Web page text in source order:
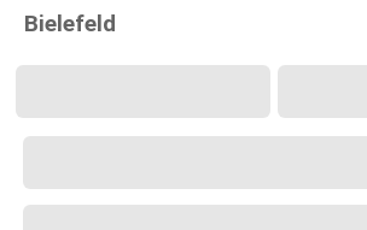
Bielefeld